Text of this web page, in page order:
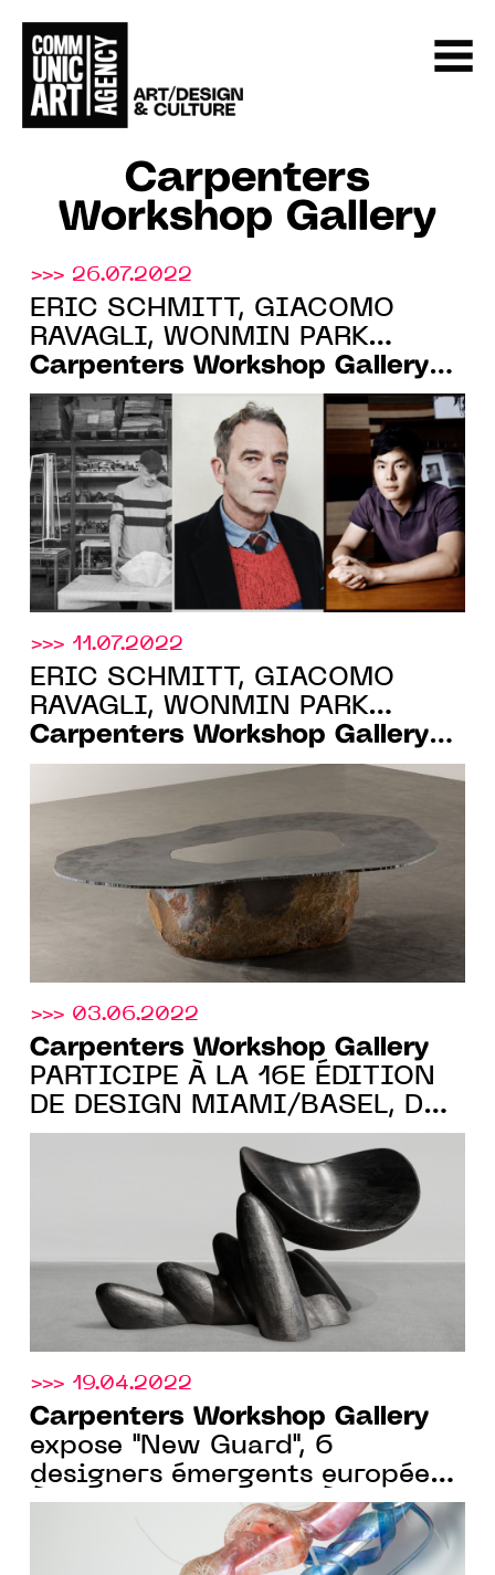
Carpenters
Workshop Gallery
>>> 26.07.2022
ERIC SCHMITT, GIACOMO
RAVAGLI, WONMIN PARK…
Carpenters Workshop Gallery
ANNONCE SA
PROGRAMMATION POUR LE 3E
TRIMESTRE 2022
>>> 11.07.2022
ERIC SCHMITT, GIACOMO
RAVAGLI, WONMIN PARK…
Carpenters Workshop Gallery
ANNONCE SA
PROGRAMMATION POUR LE 3E
TRIMESTRE 2022
>>> 03.06.2022
Carpenters Workshop Gallery
PARTICIPE À LA 16E ÉDITION
DE DESIGN MIAMI/BASEL, DU
14 AU 19 JUIN 2022, STAND
>>> 19.04.2022
Carpenters Workshop Gallery
expose "New Guard", 6
designers émergents européens
À PARTIR DU 19 MAI À PARIS